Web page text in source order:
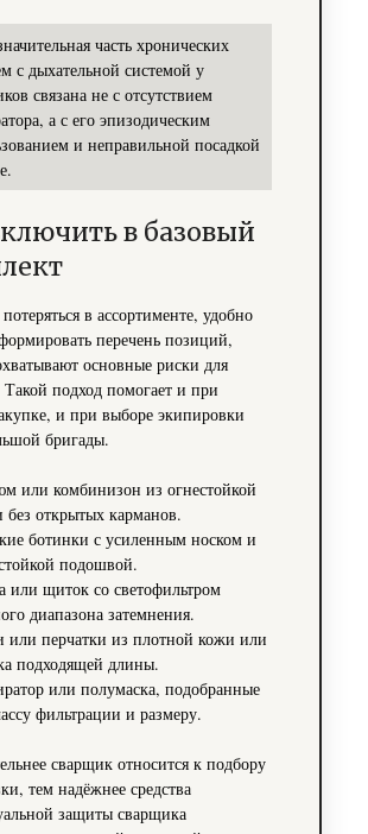
часть хронических
с дыхательной системой у
связана не с отсутствием
а с его эпизодическим
и неправильной посадкой
в базовый
в ассортименте, удобно
перечень позиций,
основные риски для
Такой подход помогает и при
и при выборе экипировки
бригады.
или комбинизон из огнестойкой
без открытых карманов.
ботинки с усиленным носком и
подошвой.
или щиток со светофильтром
диапазона затемнения.
или перчатки из плотной кожи или
подходящей длины.
или полумаска, подобранные
фильтрации и размеру.
сварщик относится к подбору
тем надёжнее средства
защиты сварщика